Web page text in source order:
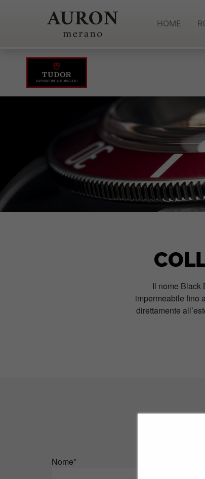
HOME
Il nome Black
impermeabile fino
direttamente
Nome*